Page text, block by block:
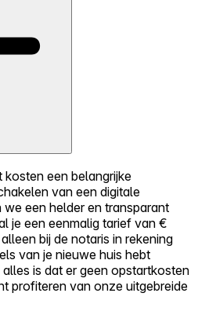
kosten een belangrijke
van een digitale
een helder en transparant
je een eenmalig tarief van €
bij de notaris in rekening
van je nieuwe huis hebt
is dat er geen opstartkosten
profiteren van onze uitgebreide